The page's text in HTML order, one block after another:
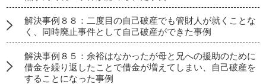
解決事例８８：二度目の自己破産でも管財人が就くことな
く、同時廃止事件として自己破産ができた事例
解決事例８５：余裕はなかったが母と兄への援助のために
借金を繰り返したことで借金が増えてしまい、自己破産を
することになった事例